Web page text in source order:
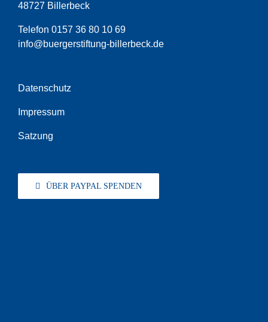
48727 Billerbeck
Telefon 0157 36 80 10 69
info@buergerstiftung-billerbeck.de
Datenschutz
Impressum
Satzung
ÜBER PAYPAL SPENDEN